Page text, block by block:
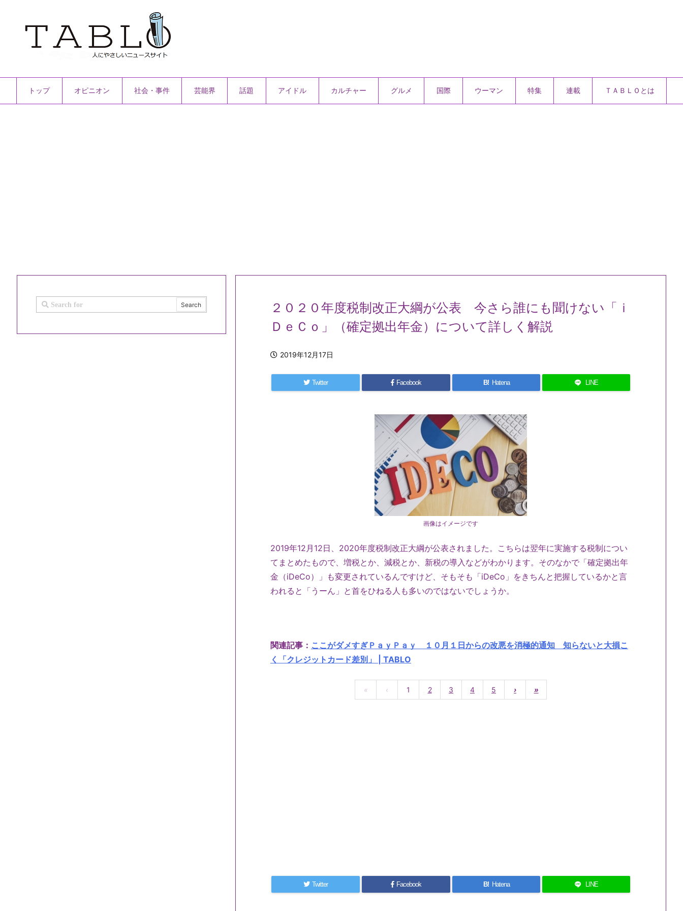
トップ オピニオン 社会・事件 芸能界 話題 アイドル カルチャー グルメ 国際 ウーマン 特集 連載 ＴＡＢＬＯとは
２０２０年度税制改正大綱が公表 今さら誰にも聞けない「ｉ
ＤｅＣｏ」（確定拠出年金）について詳しく解説
2019年12月17日
Twitter Facebook B! Hatena LINE
画像はイメージです
2019年12月12日、2020年度税制改正大綱が公表されました。こちらは翌年に実施する税制につい
てまとめたもので、増税とか、減税とか、新税の導入などがわかります。そのなかで「確定拠出年
金（iDeCo）」も変更されているんですけど、そもそも「iDeCo」をきちんと把握しているかと言
われると「うーん」と首をひねる人も多いのではないでしょうか。
関連記事： ここがダメすぎＰａｙＰａｙ １０月１日からの改悪を消極的通知 知らないと大損こ
く「クレジットカード差別」 | TABLO
« ‹ 1 2 3 4 5 › »
Twitter Facebook B! Hatena LINE